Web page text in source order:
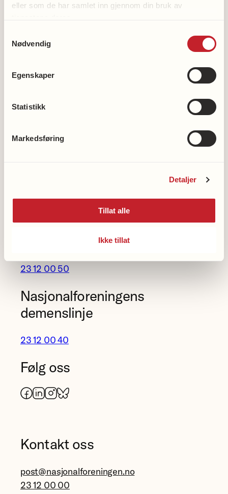
eller som de har samlet inn gjennom din bruk av
Nødvendig
Egenskaper
Statistikk
Markedsføring
Detaljer
Tillat alle
Ikke tillat
Demensvennlig med oss
Bli medlem
Støtt hjerteforskningen
Nasjonalforeningens hjertelinje
23 12 00 50
Nasjonalforeningens
demenslinje
23 12 00 40
Følg oss
Facebook
LinkedIn
Instagram
Bluesky
Kontakt oss
post@nasjonalforeningen.no
23 12 00 00